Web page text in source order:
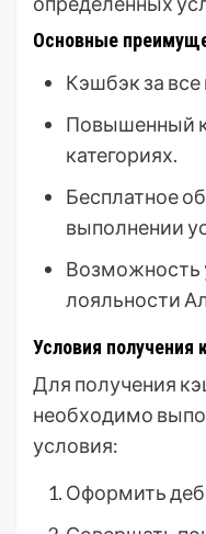
Основные
Кэшбэк за все
Повышенный
категориях.
Бесплатное
выполнении
Возможность
лояльности
Условия
Для получения
необходимо
условия:
Оформить